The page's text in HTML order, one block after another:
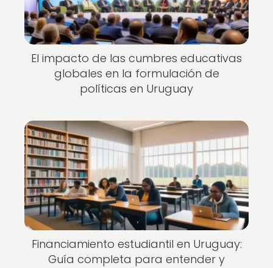
El impacto de las cumbres educativas
globales en la formulación de
políticas en Uruguay
Financiamiento estudiantil en Uruguay:
Guía completa para entender y